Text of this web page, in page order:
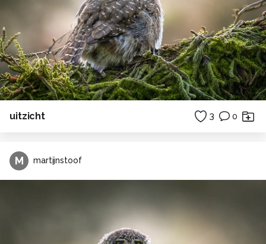
uitzicht 3 0
M martijnstoof